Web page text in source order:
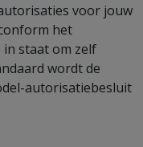
voor jouw
het
staat om zelf
wordt de
autorisatiebesluit